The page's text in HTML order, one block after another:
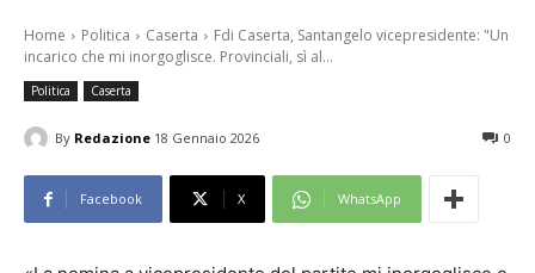
Home Politica Caserta
Fdi Caserta, Santangelo vicepresidente: "Un
incarico che mi inorgoglisce. Provinciali, sì al...
Politica Caserta
By Redazione 18 Gennaio 2026 0
Facebook X WhatsApp